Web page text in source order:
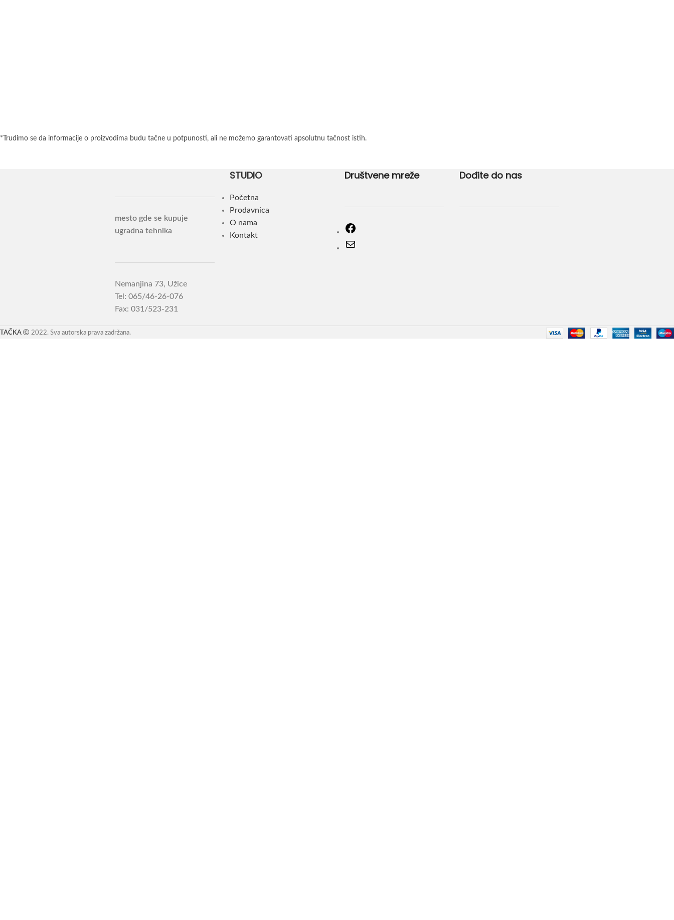
*Trudimo se da informacije o proizvodima budu tačne u potpunosti, ali ne možemo garantovati apsolutnu tačnost istih.
mesto gde se kupuje
ugradna tehnika
Nemanjina 73, Užice
Tel: 065/46-26-076
Fax: 031/523-231
STUDIO
Početna
Prodavnica
O nama
Kontakt
Društvene mreže Dođite do nas
TAČKA 2022. Sva autorska prava zadržana.